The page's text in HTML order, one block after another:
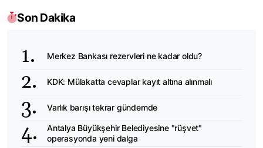
Son Dakika
Merkez Bankası rezervleri ne kadar oldu?
KDK: Mülakatta cevaplar kayıt altına alınmalı
Varlık barışı tekrar gündemde
Antalya Büyükşehir Belediyesine "rüşvet"
operasyonda yeni dalga